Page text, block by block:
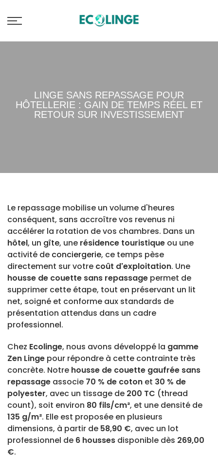
LINGE SANS REPASSAGE POUR
HÔTELLERIE : GAIN DE TEMPS RÉEL ET
RETOUR SUR INVESTISSEMENT
Le repassage mobilise un volume d'heures
conséquent, sans accroître vos revenus ni
accélérer la rotation de vos chambres. Dans un
hôtel, un gîte, une résidence touristique ou une
activité de conciergerie, ce temps pèse
directement sur votre coût d'exploitation. Une
housse de couette sans repassage permet de
supprimer cette étape, tout en préservant un lit
net, soigné et conforme aux standards de
présentation attendus dans un cadre
professionnel.
Chez Ecolinge, nous avons développé la gamme
Zen Linge pour répondre à cette contrainte très
concrète. Notre housse de couette gaufrée sans
repassage associe 70 % de coton et 30 % de
polyester, avec un tissage de 200 TC (thread
count), soit environ 80 fils/cm², et une densité de
135 g/m². Elle est proposée en plusieurs
dimensions, à partir de 58,90 €, avec un lot
professionnel de 6 housses disponible dès 269,00
€.